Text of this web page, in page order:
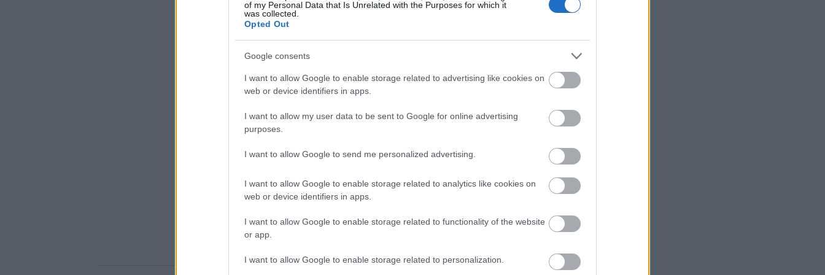
of my Personal Data that Is Unrelated with the Purposes for which it
was collected.
Opted Out
Google consents
I want to allow Google to enable storage related to advertising like cookies on
web or device identifiers in apps.
I want to allow my user data to be sent to Google for online advertising
purposes.
I want to allow Google to send me personalized advertising.
I want to allow Google to enable storage related to analytics like cookies on
web or device identifiers in apps.
I want to allow Google to enable storage related to functionality of the website
or app.
I want to allow Google to enable storage related to personalization.
Wall Street: Κέρδη παρά τα στοιχεία
για την απασχόληση - Άνοδος 16% για
μετά την αναβάθμιση του guidance
16:35
Υπ. Παιδείας: Στεγαστικό επίδομα
ύψους 2,3 εκατ. ευρώ σε 1.120
Θεσσαλίας
ΥΠΑΑΤ: Επιπλέον 12,5 εκατ. ευρώ στις
Περιφέρειες για την ενίσχυση της
βιοασφάλειας
χαρακτηριστικά σε περιοχές του
ιστορικού - εμπορικού κέντρου
ΗΠΑ: Χάθηκαν 23.000 θέσεις εργασίας
τον Ιούλιο - Σημάδια επιδείνωσης στην